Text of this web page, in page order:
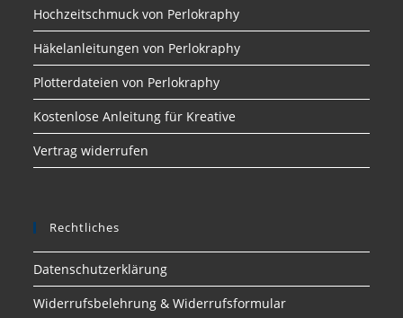
Hochzeitschmuck von Perlokraphy
Häkelanleitungen von Perlokraphy
Plotterdateien von Perlokraphy
Kostenlose Anleitung für Kreative
Vertrag widerrufen
Rechtliches
Datenschutzerklärung
Widerrufsbelehrung & Widerrufsformular